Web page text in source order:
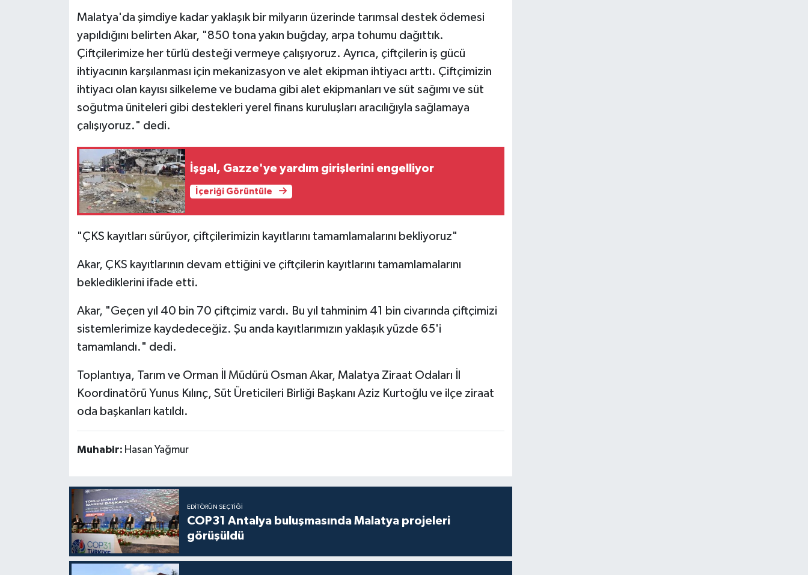
Malatya'da şimdiye kadar yaklaşık bir milyarın üzerinde tarımsal destek ödemesi
yapıldığını belirten Akar, "850 tona yakın buğday, arpa tohumu dağıttık.
Çiftçilerimize her türlü desteği vermeye çalışıyoruz. Ayrıca, çiftçilerin iş gücü
ihtiyacının karşılanması için mekanizasyon ve alet ekipman ihtiyacı arttı. Çiftçimizin
ihtiyacı olan kayısı silkeleme ve budama gibi alet ekipmanları ve süt sağımı ve süt
soğutma üniteleri gibi destekleri yerel finans kuruluşları aracılığıyla sağlamaya
çalışıyoruz." dedi.
İşgal, Gazze'ye yardım girişlerini engelliyor
İçeriği Görüntüle
"ÇKS kayıtları sürüyor, çiftçilerimizin kayıtlarını tamamlamalarını bekliyoruz"
Akar, ÇKS kayıtlarının devam ettiğini ve çiftçilerin kayıtlarını tamamlamalarını
beklediklerini ifade etti.
Akar, "Geçen yıl 40 bin 70 çiftçimiz vardı. Bu yıl tahminim 41 bin civarında çiftçimizi
sistemlerimize kaydedeceğiz. Şu anda kayıtlarımızın yaklaşık yüzde 65'i
tamamlandı." dedi.
Toplantıya, Tarım ve Orman İl Müdürü Osman Akar, Malatya Ziraat Odaları İl
Koordinatörü Yunus Kılınç, Süt Üreticileri Birliği Başkanı Aziz Kurtoğlu ve ilçe ziraat
oda başkanları katıldı.
Muhabir: Hasan Yağmur
EDITÖRÜN SEÇTIĞI
COP31 Antalya buluşmasında Malatya projeleri
görüşüldü